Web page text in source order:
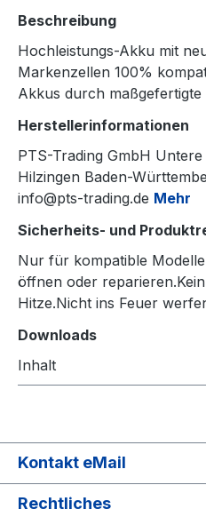
Beschreibung
Hochleistungs-Akku mit
Markenzellen 100%
Akkus durch
Herstellerinformationen
PTS-Trading GmbH
Hilzingen Baden-
info@pts-trading.de Mehr
Sicherheits- und
Nur für kompatible
öffnen oder
Hitze.Nicht ins Feuer
Downloads
Inhalt
Kontakt eMail
Rechtliches